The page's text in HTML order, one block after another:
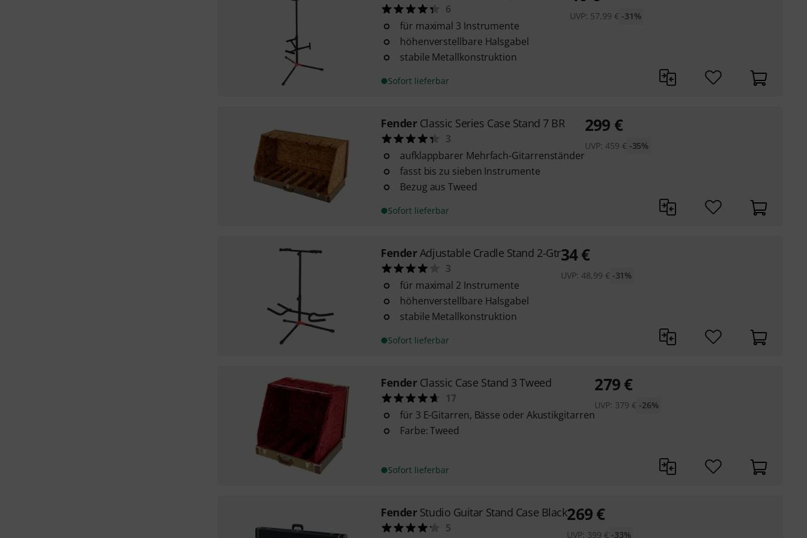
6
für maximal 3 Instrumente
höhenverstellbare Halsgabel
stabile Metallkonstruktion
Sofort lieferbar
UVP: 57,99 € -31%
Fender Classic Series Case Stand 7 BR
3
aufklappbarer Mehrfach-Gitarrenständer
fasst bis zu sieben Instrumente
Bezug aus Tweed
Sofort lieferbar
299 €
UVP: 459 € -35%
FenderAdjustable Cradle Stand 2-Gtr
3
für maximal 2 Instrumente
höhenverstellbare Halsgabel
stabile Metallkonstruktion
Sofort lieferbar
34€
UVP: 48,99 € -31%
Fender Classic Case Stand 3 Tweed
17
für 3 E-Gitarren, Bässe oder Akustikgitarren
Farbe: Tweed
Sofort lieferbar
279€
UVP: 379 € -26%
Fender Studio Guitar Stand Case Black
5
269€
UVP: 399 € -33%